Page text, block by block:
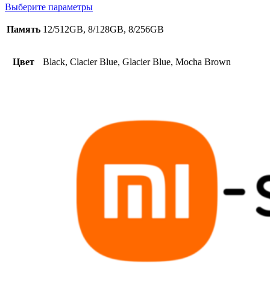
Выберите параметры
Память 12/512GB, 8/128GB, 8/256GB
Цвет Black, Clacier Blue, Glacier Blue, Mocha Brown